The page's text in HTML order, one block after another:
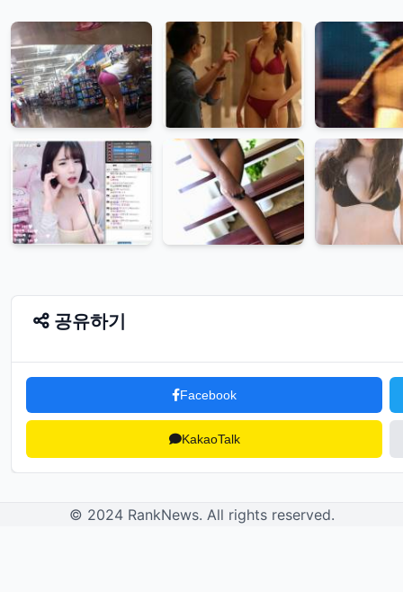
공유하기
Facebook
KakaoTalk
© 2024 RankNews. All rights reserved.